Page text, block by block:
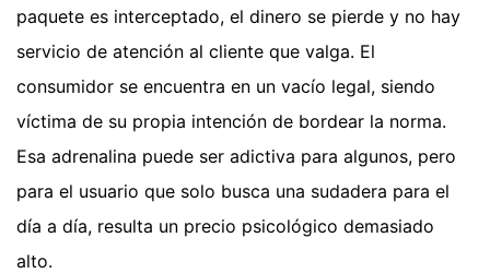
paquete es interceptado, el dinero se pierde y no hay
servicio de atención al cliente que valga. El
consumidor se encuentra en un vacío legal, siendo
víctima de su propia intención de bordear la norma.
Esa adrenalina puede ser adictiva para algunos, pero
para el usuario que solo busca una sudadera para el
día a día, resulta un precio psicológico demasiado
alto.